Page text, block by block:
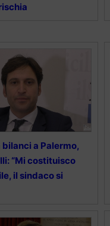
a Palermo,
“Mi costituisco
il sindaco si